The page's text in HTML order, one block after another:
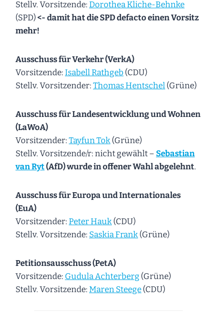
Stellv. Vorsitzende:Dorothea Kliche-Behnke
(SPD)<- damit hat die SPD defacto einen Vorsitz
mehr!
Ausschuss für Verkehr (VerkA)
Vorsitzende:Isabell Rathgeb (CDU)
Stellv. Vorsitzender:Thomas Hentschel(Grüne)
Ausschuss für Landesentwicklung und Wohnen
(LaWoA)
Vorsitzender:Tayfun Tok(Grüne)
Stellv. Vorsitzende/r: nicht gewählt – Sebastian
van Ryt(AfD) wurde in offener Wahl abgelehnt.
Ausschuss für Europa und Internationales
(EuA)
Vorsitzender:Peter Hauk(CDU)
Stellv. Vorsitzende: Saskia Frank(Grüne)
Petitionsausschuss (PetA)
Vorsitzende: Gudula Achterberg (Grüne)
Stellv. Vorsitzende:Maren Steege(CDU)